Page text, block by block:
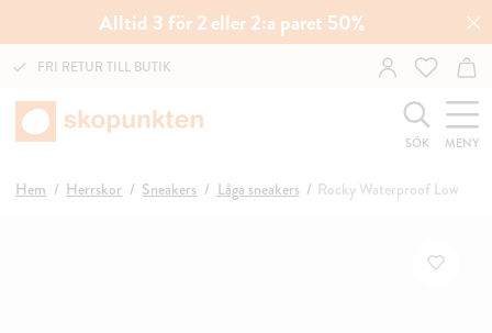
Alltid 3 för 2 eller 2:a paret 50%
FRI RETUR TILL BUTIK
SÖK MENY
Hem Herrskor Sneakers Låga sneakers Rocky Waterproof Low